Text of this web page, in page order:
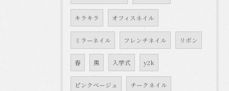
キラキラ オフィスネイル
ミラーネイル フレンチネイル リボン
春 黒 入学式 y2k
ピンクベージュ チークネイル